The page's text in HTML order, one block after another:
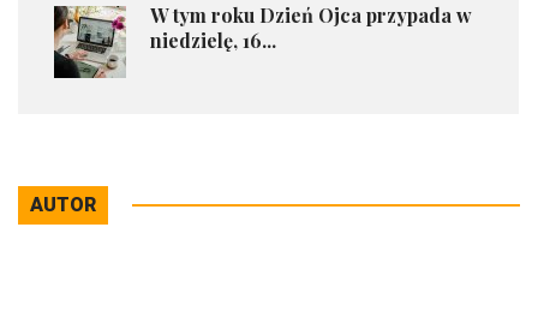
W tym roku Dzień Ojca przypada w
niedzielę, 16...
AUTOR